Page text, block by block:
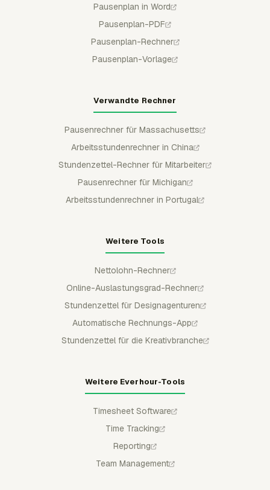
Pausenplan in Word
Pausenplan-PDF
Pausenplan-Rechner
Pausenplan-Vorlage
Verwandte Rechner
Pausenrechner für Massachusetts
Arbeitsstundenrechner in China
Stundenzettel-Rechner für Mitarbeiter
Pausenrechner für Michigan
Arbeitsstundenrechner in Portugal
Weitere Tools
Nettolohn-Rechner
Online-Auslastungsgrad-Rechner
Stundenzettel für Designagenturen
Automatische Rechnungs-App
Stundenzettel für die Kreativbranche
Weitere Everhour-Tools
Timesheet Software
Time Tracking
Reporting
Team Management